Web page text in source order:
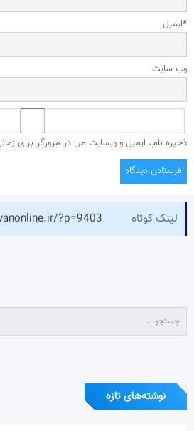
ایمیل*
وب‌ سایت
ذخیره نام، ایمیل و وبسایت من در مرورگر برای
لینک کوتاه ?p=9403
نوشته‌های تازه